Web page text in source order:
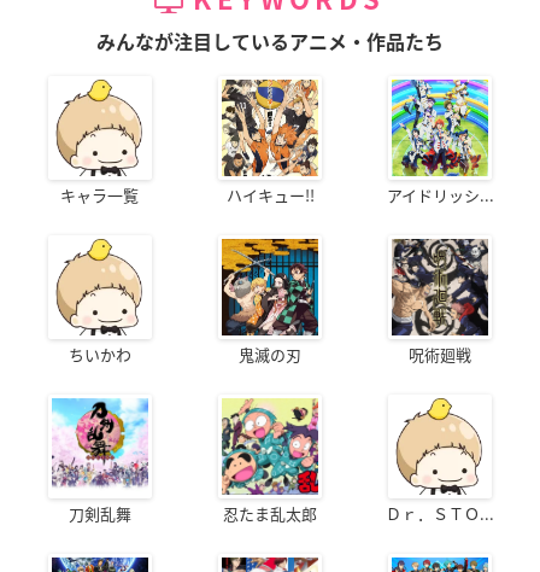
みんなが注目しているアニメ・作品たち
キャラ一覧 ハイキュー!! アイドリッシ...
ちいかわ 鬼滅の刃 呪術廻戦
刀剣乱舞 忍たま乱太郎 Ｄｒ．ＳＴＯ...